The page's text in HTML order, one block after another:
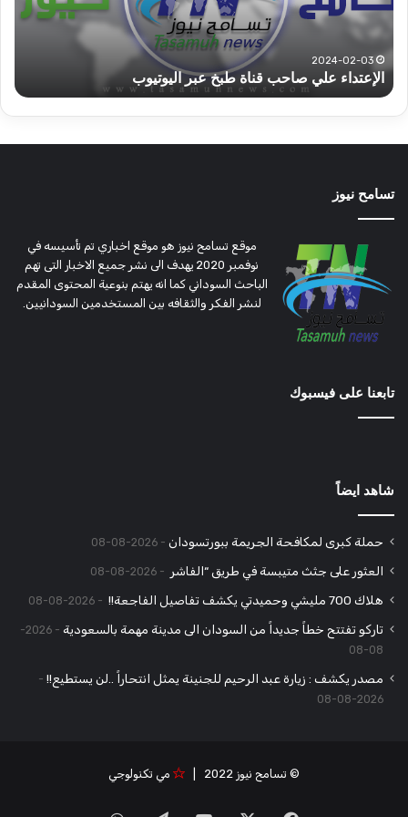
دارفور
تؤمن
موسم
الحصاد
2022-12-08
قوات الدعم السريع قطاع ولاية شرق دارفور تؤمن موسم
الحصاد
تسامح نيوز
موقع تسامح نيوز هو موقع اخباري تم تأسيسه في
نوفمبر 2020 يهدف الى نشر جميع الاخبار التى تهم
الباحث السوداني كما انه يهتم بنوعية المحتوى المقدم
لنشر الفكر والثقافه بين المستخدمين السودانيين.
تابعنا على فيسبوك
شاهد ايضاً
حملة كبرى لمكافحة الجريمة ببورتسودان 2026-08-08
العثور على جثث متيبسة في طريق “الفاشر 2026-08-08
هلاك 700 مليشي وحميدتي يكشف تفاصيل الفاجعة!! 2026-08-08
تاركو تفتتح خطاً جديداً من السودان الى مدينة مهمة بالسعودية
2026-
08-08
مصدر يكشف : زيارة عبد الرحيم للجنينة يمثل انتحاراً ..لن يستطيع!!
2026-08-08
© تسامح نيوز 2022 | مي تكنولوجي